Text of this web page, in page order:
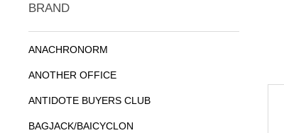
BRAND
ANACHRONORM
ANOTHER OFFICE
ANTIDOTE BUYERS CLUB
BAGJACK/BAICYCLON